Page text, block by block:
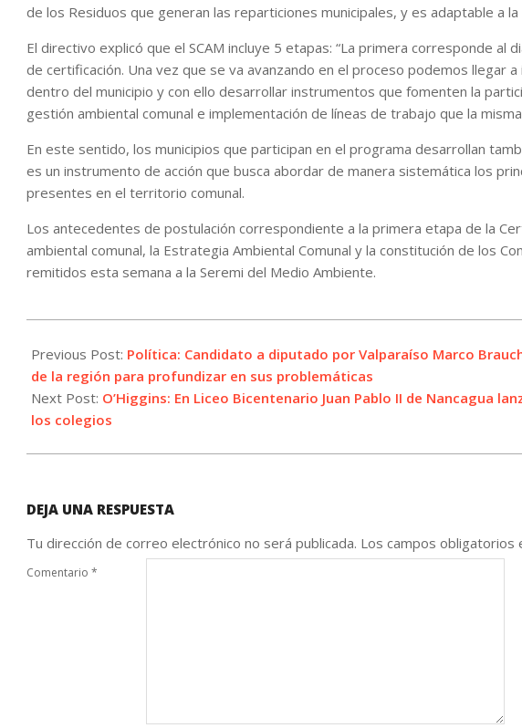
de los Residuos que generan las reparticiones municipales, y es adaptable a
El directivo explicó que el SCAM incluye 5 etapas: “La primera corresponde al
de certificación. Una vez que se va avanzando en el proceso podemos llegar
dentro del municipio y con ello desarrollar instrumentos que fomenten la
gestión ambiental comunal e implementación de líneas de trabajo que la
En este sentido, los municipios que participan en el programa desarrollan
es un instrumento de acción que busca abordar de manera sistemática los
presentes en el territorio comunal.
Los antecedentes de postulación correspondiente a la primera etapa de la
ambiental comunal, la Estrategia Ambiental Comunal y la constitución de los
remitidos esta semana a la Seremi del Medio Ambiente.
09-
23
Previous Post: Política: Candidato a diputado por Valparaíso Marco
de la región para profundizar en sus problemáticas
Next Post: O’Higgins: En Liceo Bicentenario Juan Pablo II de Nancagua
los colegios
DEJA UNA RESPUESTA
Tu dirección de correo electrónico no será publicada. Los campos obligatorios
Comentario *